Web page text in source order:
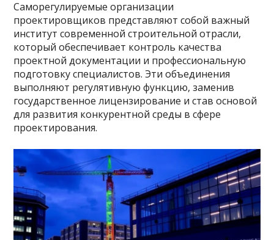
Саморегулируемые организации
проектировщиков представляют собой важный
институт современной строительной отрасли,
который обеспечивает контроль качества
проектной документации и профессиональную
подготовку специалистов. Эти объединения
выполняют регулятивную функцию, заменив
государственное лицензирование и став основой
для развития конкурентной среды в сфере
проектирования.